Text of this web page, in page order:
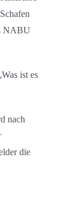
NABU
ist es
nach
die